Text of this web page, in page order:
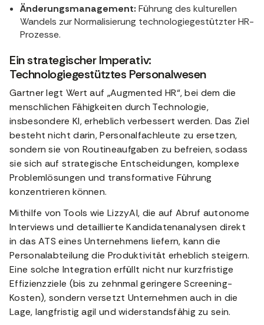
Änderungsmanagement: Führung des kulturellen
Wandels zur Normalisierung technologiegestützter HR-
Prozesse.
Ein strategischer Imperativ:
Technologiegestütztes Personalwesen
Gartner legt Wert auf „Augmented HR“, bei dem die
menschlichen Fähigkeiten durch Technologie,
insbesondere KI, erheblich verbessert werden. Das Ziel
besteht nicht darin, Personalfachleute zu ersetzen,
sondern sie von Routineaufgaben zu befreien, sodass
sie sich auf strategische Entscheidungen, komplexe
Problemlösungen und transformative Führung
konzentrieren können.
Mithilfe von Tools wie LizzyAI, die auf Abruf autonome
Interviews und detaillierte Kandidatenanalysen direkt
in das ATS eines Unternehmens liefern, kann die
Personalabteilung die Produktivität erheblich steigern.
Eine solche Integration erfüllt nicht nur kurzfristige
Effizienzziele (bis zu zehnmal geringere Screening-
Kosten), sondern versetzt Unternehmen auch in die
Lage, langfristig agil und widerstandsfähig zu sein.